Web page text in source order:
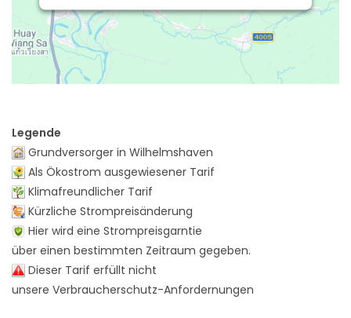
Legende
Grundversorger in Wilhelmshaven
Als Ökostrom ausgewiesener Tarif
Klimafreundlicher Tarif
Kürzliche Strompreisänderung
Hier wird eine Strompreisgarntie
über einen bestimmten Zeitraum gegeben.
Dieser Tarif erfüllt nicht
unsere Verbraucherschutz-Anfordernungen